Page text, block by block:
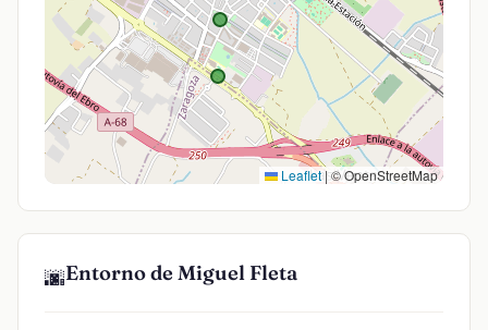
Leaflet |© OpenStreetMap
🌆Entorno de Miguel Fleta